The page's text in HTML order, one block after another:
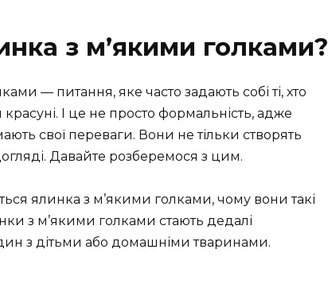
з м’якими голками?
— питання, яке часто задають собі ті, хто
І це не просто формальність, адже
свої переваги. Вони не тільки створять
Давайте розберемося з цим.
ялинка з м’якими голками, чому вони такі
з м’якими голками стають дедалі
з дітьми або домашніми тваринами.